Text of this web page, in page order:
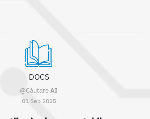
DOCS
@CăutareAI
01 Sep 2025